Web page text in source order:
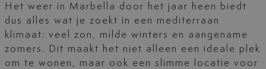
Het weer in Marbella door het jaar heen biedt
dus alles wat je zoekt in een mediterraan
klimaat: veel zon, milde winters en aangename
zomers. Dit maakt het niet alleen een ideale plek
om te wonen, maar ook een slimme locatie voor